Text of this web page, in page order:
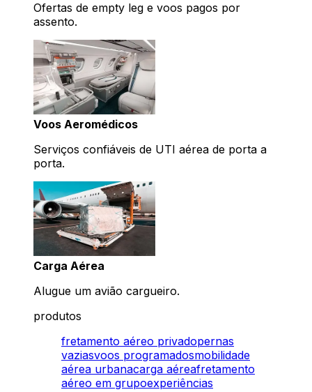
Ofertas de empty leg e voos pagos por
assento.
Voos Aeromédicos
Serviços confiáveis de UTI aérea de porta a
porta.
Carga Aérea
Alugue um avião cargueiro.
produtos
fretamento aéreo privadopernas
vaziasvoos programadosmobilidade
aérea urbanacarga aéreafretamento
aéreo em grupoexperiências